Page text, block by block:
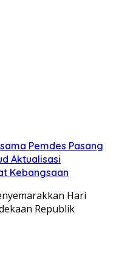
Pemdes Pasang
Aktualisasi
Kebangsaan
Hari
Republik